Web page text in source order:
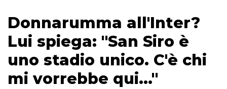
Donnarumma all'Inter?
Lui spiega: "San Siro è
uno stadio unico. C'è chi
mi vorrebbe qui..."